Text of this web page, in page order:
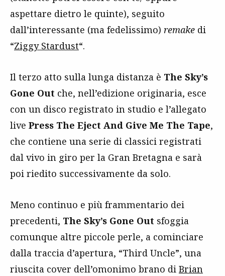
aspettare dietro le quinte), seguito
dall’interessante (ma fedelissimo) remake di
“Ziggy Stardust“.
Il terzo atto sulla lunga distanza è The Sky’s
Gone Out che, nell’edizione originaria, esce
con un disco registrato in studio e l’allegato
live Press The Eject And Give Me The Tape,
che contiene una serie di classici registrati
dal vivo in giro per la Gran Bretagna e sarà
poi riedito successivamente da solo.
Meno continuo e più frammentario dei
precedenti, The Sky’s Gone Out sfoggia
comunque altre piccole perle, a cominciare
dalla traccia d’apertura, “Third Uncle”, una
riuscita cover dell’omonimo brano di Brian